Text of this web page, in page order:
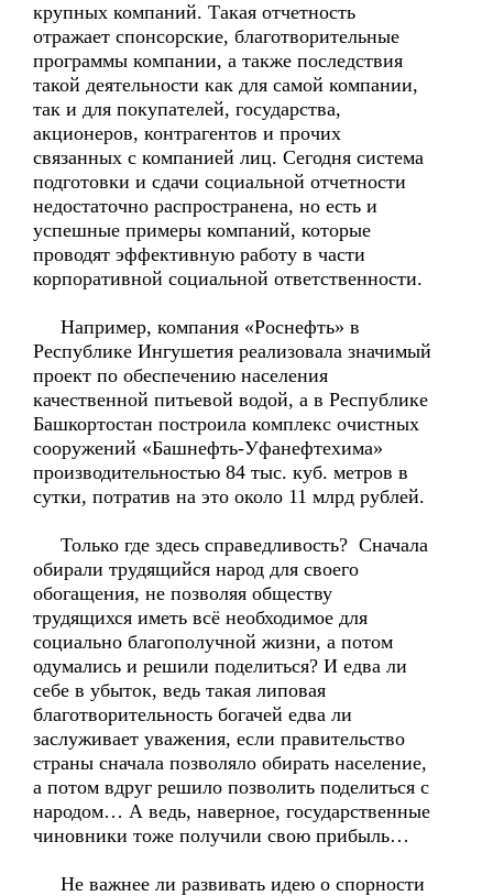
крупных компаний. Такая отчетность
отражает спонсорские, благотворительные
программы компании, а также последствия
такой деятельности как для самой компании,
так и для покупателей, государства,
акционеров, контрагентов и прочих
связанных с компанией лиц. Сегодня система
подготовки и сдачи социальной отчетности
недостаточно распространена, но есть и
успешные примеры компаний, которые
проводят эффективную работу в части
корпоративной социальной ответственности.
Например, компания «Роснефть» в
Республике Ингушетия реализовала значимый
проект по обеспечению населения
качественной питьевой водой, а в Республике
Башкортостан построила комплекс очистных
сооружений «Башнефть-Уфанефтехима»
производительностью 84 тыс. куб. метров в
сутки, потратив на это около 11 млрд рублей.
Только где здесь справедливость? Сначала
обирали трудящийся народ для своего
обогащения, не позволяя обществу
трудящихся иметь всё необходимое для
социально благополучной жизни, а потом
одумались и решили поделиться? И едва ли
себе в убыток, ведь такая липовая
благотворительность богачей едва ли
заслуживает уважения, если правительство
страны сначала позволяло обирать население,
а потом вдруг решило позволить поделиться с
народом… А ведь, наверное, государственные
чиновники тоже получили свою прибыль…
Не важнее ли развивать идею о спорности